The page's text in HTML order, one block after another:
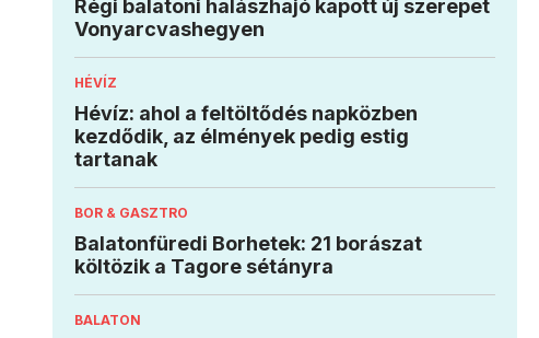
Régi balatoni halászhajó kapott új szerepet
Vonyarcvashegyen
HÉVÍZ
Hévíz: ahol a feltöltődés napközben
kezdődik, az élmények pedig estig
tartanak
BOR & GASZTRO
Balatonfüredi Borhetek: 21 borászat
költözik a Tagore sétányra
BALATON